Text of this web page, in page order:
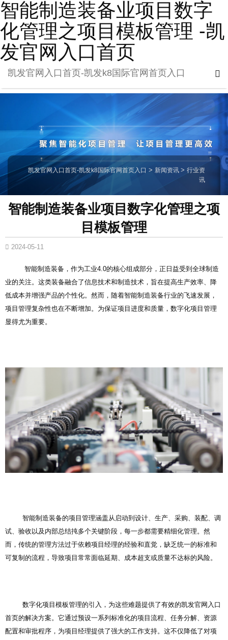
智能制造装备业项目数字
化管理之项目模板管理 -凯
发官网入口首页
凯发官网入口首页-凯发k8国际官网首页入口
凯发官网入口首页-凯发k8国际官网首页入口 > 新闻资讯 > 行业资
讯
智能制造装备业项目数字化管理之项
目模板管理
2024-05-11
智能制造装备，作为工业4.0的核心组成部分，正日益受到全球制造
业的关注。这类装备融合了信息技术和制造技术，旨在提高生产效率、降
低成本并增强产品的个性化。然而，随着智能制造装备行业的飞速发展，
项目管理复杂性也在不断增加。为保证项目进度和质量，数字化项目管理
显得尤为重要。
智能制造装备的项目管理涵盖从启动到设计、生产、采购、装配、调
试、验收以及内部总结扽多个关键阶段，每一步都需要精细化管理。然
而，传统的管理方法过于依赖项目经理的经验和直觉，缺乏统一的标准和
可复制的流程，导致项目常常面临延期、成本超支或质量不达标的风险。
数字化项目模板管理的引入，为这些难题提供了有效的凯发官网入口
首页的解决方案。它通过预设一系列标准化的项目流程、任务分解、资源
配置和审批程序，为项目经理提供了强大的工作支持。这不仅降低了对项